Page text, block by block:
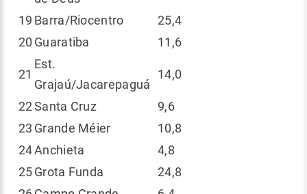
19 Barra/Riocentro
25,4
20 Guaratiba 11,6
21
Est.
Grajaú/Jacarepaguá
14,0
22Santa Cruz
9,6
23 Grande Méier
10,8
24Anchieta
4,8
25Grota Funda
24,8